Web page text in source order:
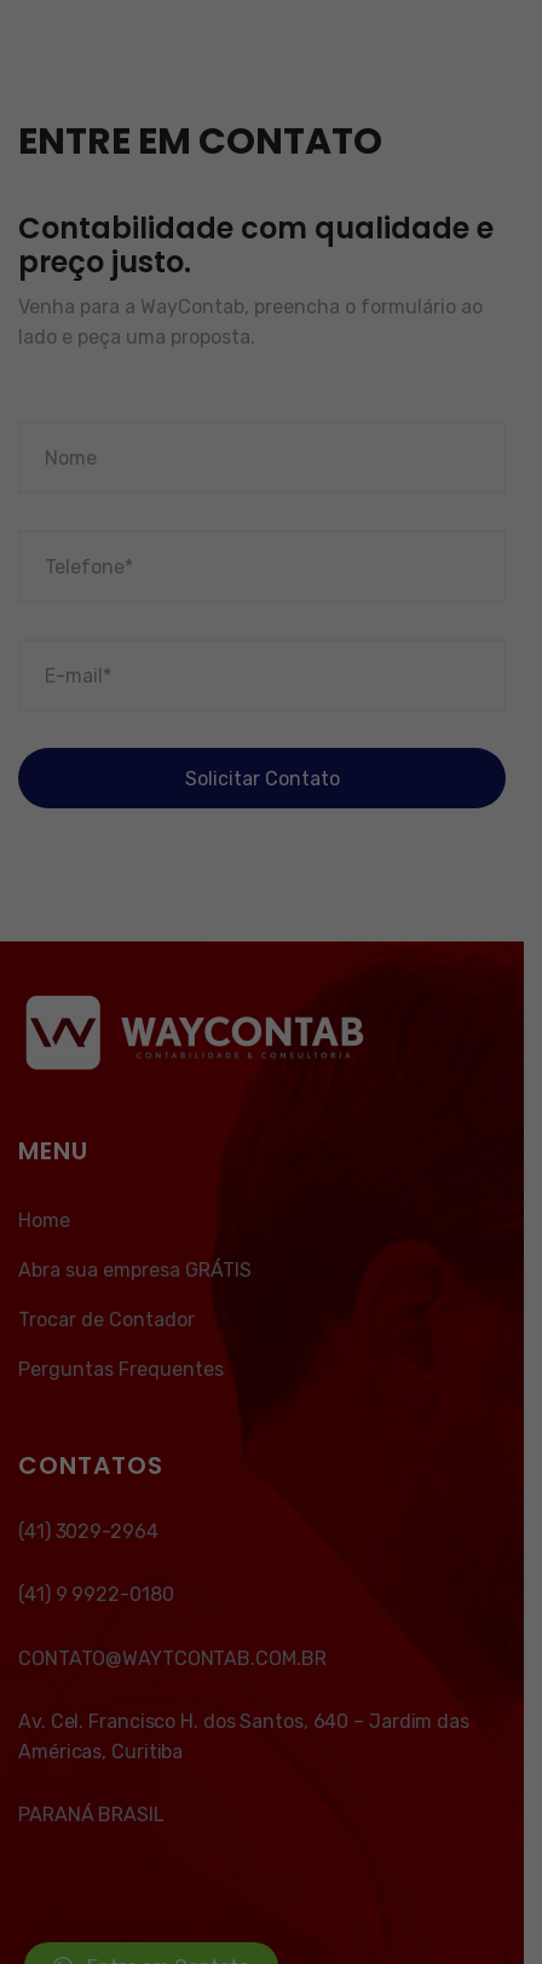
ENTRE EM CONTATO
Contabilidade com qualidade e
preço justo.
Venha para a WayContab, preencha o formulário ao
lado e peça uma proposta.
MENU
Home
Abra sua empresa GRÁTIS
Trocar de Contador
Perguntas Frequentes
CONTATOS
(41) 3029-2964
(41) 9 9922-0180
CONTATO@WAYTCONTAB.COM.BR
Av. Cel. Francisco H. dos Santos, 640 – Jardim das
Américas, Curitiba
PARANÁ BRASIL